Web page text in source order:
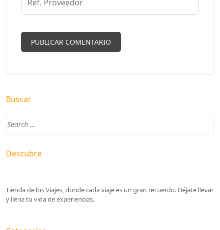
Buscar
Descubre
Tienda de los Viajes, donde cada viaje es un gran recuerdo. Déjate llevar
y llena tu vida de experiencias.